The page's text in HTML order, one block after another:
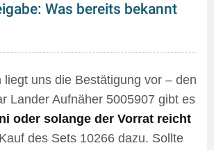
Was bereits bekannt
liegt uns die Bestätigung vor – den
Lander Aufnäher 5005907 gibt es
oder solange der Vorrat reicht
des Sets 10266 dazu. Sollte